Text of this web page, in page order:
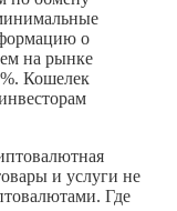
о
на рынке
Кошелек
и услуги не
Где